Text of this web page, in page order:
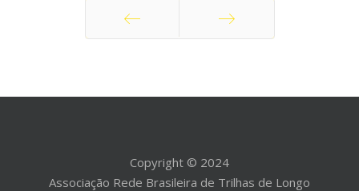
Copyright © 2024
Associação Rede Brasileira de Trilhas de Longo